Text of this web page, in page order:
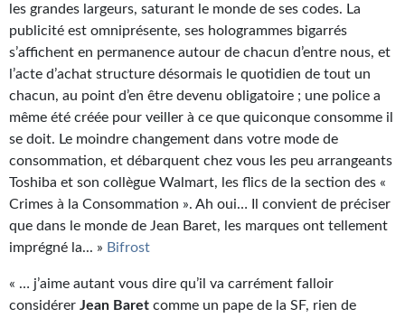
les grandes largeurs, saturant le monde de ses codes. La
publicité est omniprésente, ses hologrammes bigarrés
s’affichent en permanence autour de chacun d’entre nous, et
l’acte d’achat structure désormais le quotidien de tout un
chacun, au point d’en être devenu obligatoire ; une police a
même été créée pour veiller à ce que quiconque consomme il
se doit. Le moindre changement dans votre mode de
consommation, et débarquent chez vous les peu arrangeants
Toshiba et son collègue Walmart, les flics de la section des «
Crimes à la Consommation ». Ah oui… Il convient de préciser
que dans le monde de Jean Baret, les marques ont tellement
imprégné la... » Bifrost
« … j’aime autant vous dire qu’il va carrément falloir
considérer Jean Baret comme un pape de la SF, rien de